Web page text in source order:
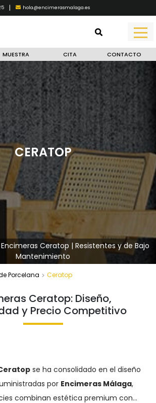
| hola@encimerasmalaga.es
MUESTRA CITA CONTACTO
CERATOP
Ceratop | Resistentes y de Bajo
Mantenimiento
Porcelana Ceratop
Ceratop: Diseño,
y Precio Competitivo
se ha consolidado en el diseño
por Encimeras Málaga,
combinan estética premium con